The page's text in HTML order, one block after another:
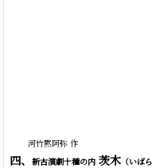
河竹黙阿弥 作
四、 新古演劇十種の内茨木（いば